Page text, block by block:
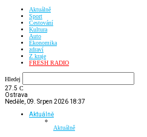
Aktuálně
Sport
Cestování
Kultura
Auto
Ekonomika
zdraví
Z kraje
FRESH RADIO
Hledej
27.5 C
Ostrava
Neděle, 09. Srpen 2026 18:37
Aktuálně
Aktuálně